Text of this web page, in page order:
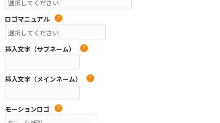
ロゴマニュアル ?
挿入文字（サブネーム） ?
挿入文字（メインネーム） ?
モーションロゴ ?